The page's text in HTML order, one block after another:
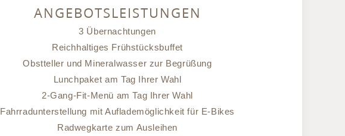
ANGEBOTSLEISTUNGEN
3 Übernachtungen
Reichhaltiges Frühstücksbuffet
Obstteller und Mineralwasser zur Begrüßung
Lunchpaket am Tag Ihrer Wahl
2-Gang-Fit-Menü am Tag Ihrer Wahl
Fahrradunterstellung mit Auflademöglichkeit für E-Bikes
Radwegkarte zum Ausleihen